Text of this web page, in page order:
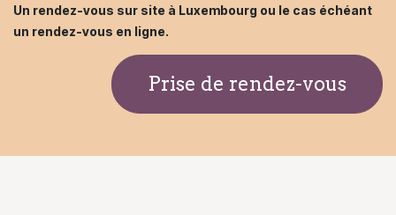
Un rendez-vous sur site à Luxembourg ou le cas échéant
un rendez-vous en ligne.
Prise de rendez-vous